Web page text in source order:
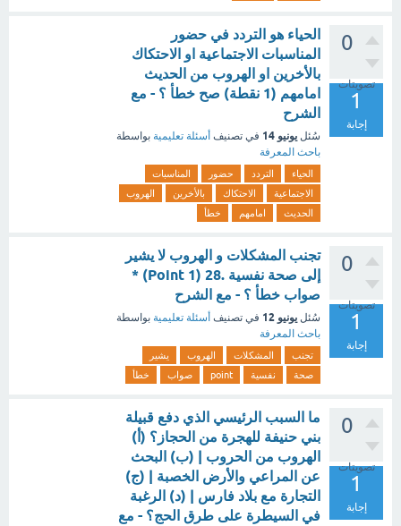
0
تصويتات
1
إجابة
الحياء هو التردد في حضور
المناسبات الاجتماعية او الاحتكاك
بالأخرين او الهروب من الحديث
امامهم (1 نقطة) صح خطأ ؟ - مع
الشرح
سُئل يونيو 14 في تصنيف أسئلة تعليمية بواسطة
باحث المعرفة
الحياء التردد حضور
المناسبات
الاجتماعية
الاحتكاك بالأخرين
الهروب
الحديث
امامهم خطأ
0
تصويتات
1
إجابة
تجنب المشكلات و الهروب لا يشير
إلى صحة نفسية .28 (1 Point) *
صواب خطأ ؟ - مع الشرح
سُئل يونيو 12 في تصنيف أسئلة تعليمية بواسطة
باحث المعرفة
تجنب المشكلات الهروب
يشير
صحة
نفسية point صواب خطأ
0
تصويتات
1
إجابة
ما السبب الرئيسي الذي دفع قبيلة
بني حنيفة للهجرة من الحجاز؟ (أ)
الهروب من الحروب | (ب) البحث
عن المراعي والأرض الخصبة | (ج)
التجارة مع بلاد فارس | (د) الرغبة
في السيطرة على طرق الحج؟ - مع